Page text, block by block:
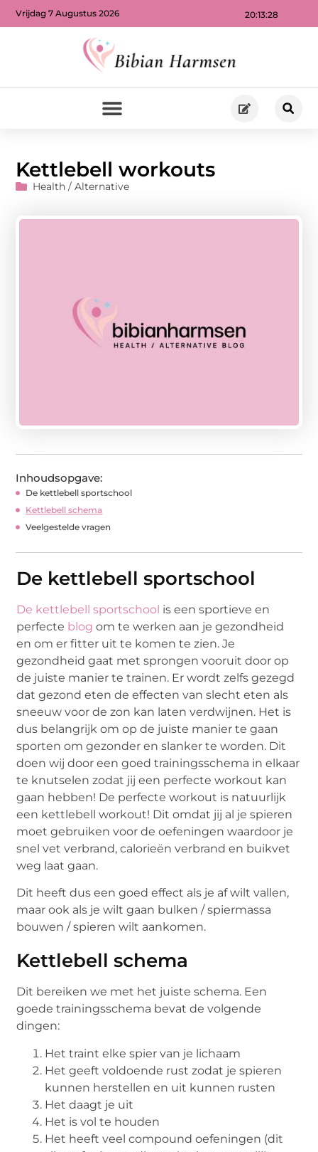
20:13:29
Vrijdag 7 Augustus 2026
Kettlebell workouts
Health / Alternative
Inhoudsopgave:
De kettlebell sportschool
Kettlebell schema
Veelgestelde vragen
De kettlebell sportschool
De kettlebell sportschool is een sportieve en
perfecte blog om te werken aan je gezondheid
en om er fitter uit te komen te zien. Je
gezondheid gaat met sprongen vooruit door op
de juiste manier te trainen. Er wordt zelfs gezegd
dat gezond eten de effecten van slecht eten als
sneeuw voor de zon kan laten verdwijnen. Het is
dus belangrijk om op de juiste manier te gaan
sporten om gezonder en slanker te worden. Dit
doen wij door een goed trainingsschema in elkaar
te knutselen zodat jij een perfecte workout kan
gaan hebben! De perfecte workout is natuurlijk
een kettlebell workout! Dit omdat jij al je spieren
moet gebruiken voor de oefeningen waardoor je
snel vet verbrand, calorieën verbrand en buikvet
weg laat gaan.
Dit heeft dus een goed effect als je af wilt vallen,
maar ook als je wilt gaan bulken / spiermassa
bouwen / spieren wilt aankomen.
Kettlebell schema
Dit bereiken we met het juiste schema. Een
goede trainingsschema bevat de volgende
dingen:
Het traint elke spier van je lichaam
Het geeft voldoende rust zodat je spieren
kunnen herstellen en uit kunnen rusten
Het daagt je uit
Het is vol te houden
Het heeft veel compound oefeningen (dit